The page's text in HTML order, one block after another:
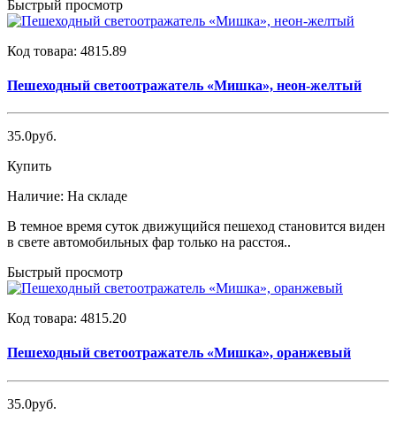
Быстрый просмотр
Код товара: 4815.89
Пешеходный светоотражатель «Мишка», неон-желтый
35.0руб.
Купить
Наличие: На складе
В темное время суток движущийся пешеход становится виден
в свете автомобильных фар только на расстоя..
Быстрый просмотр
Код товара: 4815.20
Пешеходный светоотражатель «Мишка», оранжевый
35.0руб.